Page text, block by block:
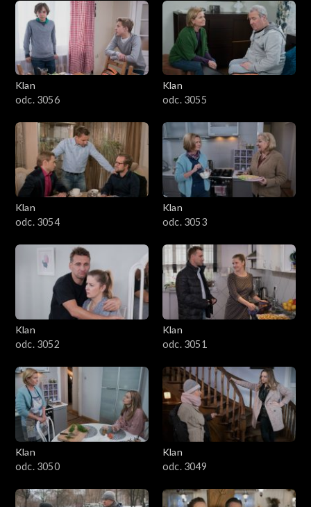
Klan
odc. 3056
Klan
odc. 3055
Klan
odc. 3054
Klan
odc. 3053
Klan
odc. 3052
Klan
odc. 3051
Klan
odc. 3050
Klan
odc. 3049